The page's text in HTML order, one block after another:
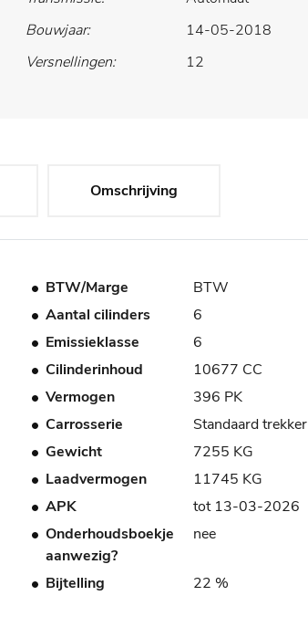
Bouwjaar:
14-05-2018
Versnellingen:
12
Omschrijving
BTW/Marge
BTW
Aantal cilinders
6
Emissieklasse
6
Cilinderinhoud
10677 CC
Vermogen
396 PK
Carrosserie
Standaard trekker
Gewicht
7255 KG
Laadvermogen
11745 KG
APK
tot 13-03-2026
Onderhoudsboekje
aanwezig?
nee
Bijtelling 22 %